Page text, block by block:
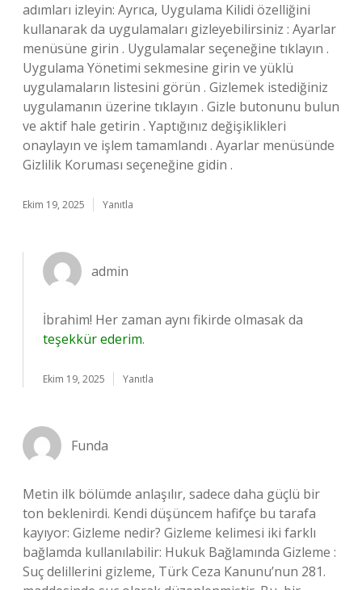
adımları izleyin: Ayrıca, Uygulama Kilidi özelliğini
kullanarak da uygulamaları gizleyebilirsiniz : Ayarlar
menüsüne girin . Uygulamalar seçeneğine tıklayın .
Uygulama Yönetimi sekmesine girin ve yüklü
uygulamaların listesini görün . Gizlemek istediğiniz
uygulamanın üzerine tıklayın . Gizle butonunu bulun
ve aktif hale getirin . Yaptığınız değişiklikleri
onaylayın ve işlem tamamlandı . Ayarlar menüsünde
Gizlilik Koruması seçeneğine gidin .
Ekim 19, 2025 Yanıtla
admin
İbrahim! Her zaman aynı fikirde olmasak da
teşekkür ederim.
Ekim 19, 2025 Yanıtla
Funda
Metin ilk bölümde anlaşılır, sadece daha güçlü bir
ton beklenirdi. Kendi düşüncem hafifçe bu tarafa
kayıyor: Gizleme nedir? Gizleme kelimesi iki farklı
bağlamda kullanılabilir: Hukuk Bağlamında Gizleme :
Suç delillerini gizleme, Türk Ceza Kanunu’nun 281.